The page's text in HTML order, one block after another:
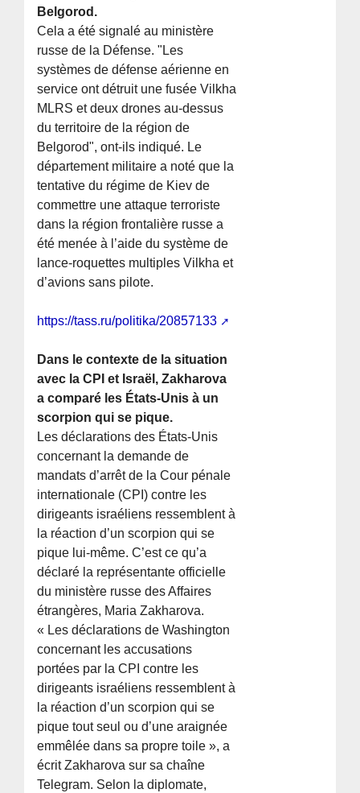
Belgorod.
Cela a été signalé au ministère
russe de la Défense. "Les
systèmes de défense aérienne en
service ont détruit une fusée Vilkha
MLRS et deux drones au-dessus
du territoire de la région de
Belgorod", ont-ils indiqué. Le
département militaire a noté que la
tentative du régime de Kiev de
commettre une attaque terroriste
dans la région frontalière russe a
été menée à l’aide du système de
lance-roquettes multiples Vilkha et
d’avions sans pilote.
https://tass.ru/politika/20857133
Dans le contexte de la situation
avec la CPI et Israël, Zakharova
a comparé les États-Unis à un
scorpion qui se pique.
Les déclarations des États-Unis
concernant la demande de
mandats d’arrêt de la Cour pénale
internationale (CPI) contre les
dirigeants israéliens ressemblent à
la réaction d’un scorpion qui se
pique lui-même. C’est ce qu’a
déclaré la représentante officielle
du ministère russe des Affaires
étrangères, Maria Zakharova.
« Les déclarations de Washington
concernant les accusations
portées par la CPI contre les
dirigeants israéliens ressemblent à
la réaction d’un scorpion qui se
pique tout seul ou d’une araignée
emmêlée dans sa propre toile », a
écrit Zakharova sur sa chaîne
Telegram. Selon la diplomate,